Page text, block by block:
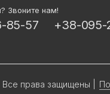
Звоните нам!
85-57 +38-
Все права защищены